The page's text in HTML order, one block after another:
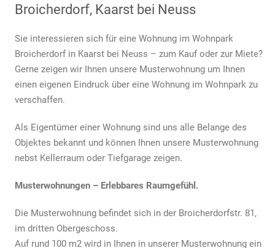
Broicherdorf, Kaarst bei Neuss
Sie interessieren sich für eine Wohnung im Wohnpark
Broicherdorf in Kaarst bei Neuss – zum Kauf oder zur Miete?
Gerne zeigen wir Ihnen unsere Musterwohnung um Ihnen
einen eigenen Eindruck über eine Wohnung im Wohnpark zu
verschaffen.
Als Eigentümer einer Wohnung sind uns alle Belange des
Objektes bekannt und können Ihnen unsere Musterwohnung
nebst Kellerraum oder Tiefgarage zeigen.
Musterwohnungen – Erlebbares Raumgefühl.
Die Musterwohnung befindet sich in der Broicherdorfstr. 81,
im dritten Obergeschoss.
Auf rund 100 m2 wird in Ihnen in unserer Musterwohnung ein